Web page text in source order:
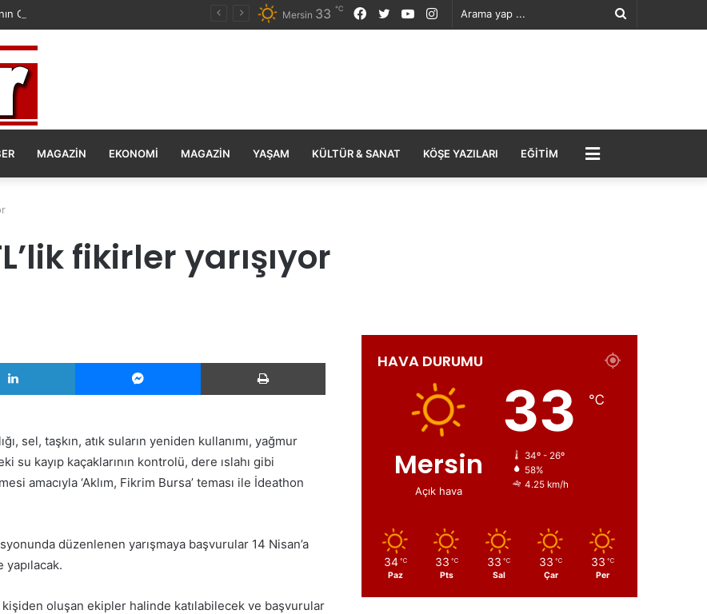
Olsun Duygu Öksüz Canova
Arama
Instagram
YouTube
Twitter
Facebook
Mersin 33 ℃
MAGAZIN EKONOMI MAGAZIN YAŞAM KÜLTÜR & SANAT KÖŞE YAZILARI EĞITIM MENÜ
fikirler yarışıyor
LinkedIn Messenger Yazdır
sel, taşkın, atık suların yeniden kullanımı, yağmur
su kayıp kaçaklarının kontrolü, dere ıslahı gibi
amacıyla ‘Aklım, Fikrim Bursa’ teması ile İdeathon
düzenlenen yarışmaya başvurular 14 Nisan’a
oluşan ekipler halinde katılabilecek ve başvurular
HAVA DURUMU
Mersin
Açık hava
33 ℃
34º - 26º
58%
4.25 km/h
34 ℃
Paz
33 ℃
Pts
33 ℃
Sal
33 ℃
Çar
33 ℃
Per